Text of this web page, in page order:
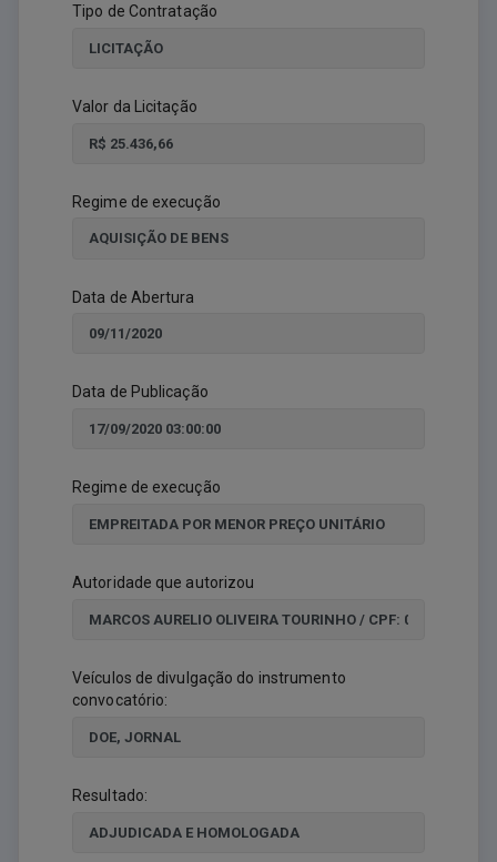
Tipo de Contratação
Valor da Licitação
Regime de execução
Data de Abertura
Data de Publicação
Regime de execução
Autoridade que autorizou
Veículos de divulgação do instrumento
convocatório:
Resultado: